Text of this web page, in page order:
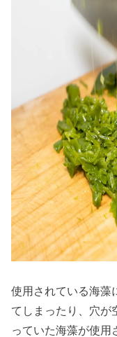
使用されている海藻
てしまったり、穴が
っていた海藻が使用